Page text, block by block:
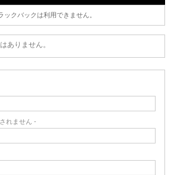
ックバックは利用できません。
ありません。
れません -